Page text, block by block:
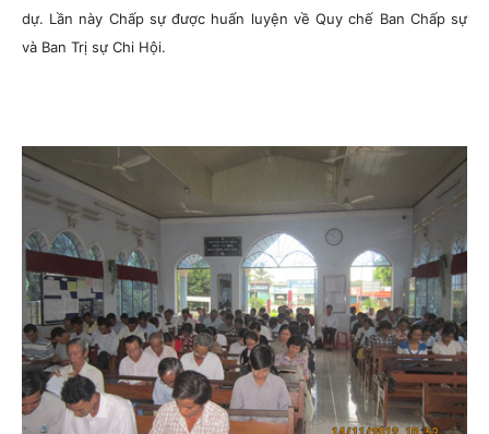
dự. Lần này Chấp sự được huấn luyện về Quy chế Ban Chấp sự
và Ban Trị sự Chi Hội.